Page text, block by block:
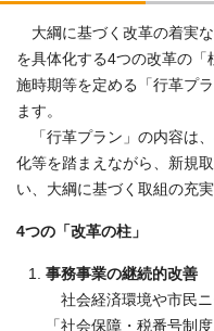
大綱に基づく改革の着実
を具体化する4つの改革の
施時期等を定める「行革プ
ます。
「行革プラン」の内容は
化等を踏まえながら、新規
い、大綱に基づく取組の充
4つの「改革の柱」
事務事業の継続的改善
社会経済環境や市民ニ
「社会保障・税番号制